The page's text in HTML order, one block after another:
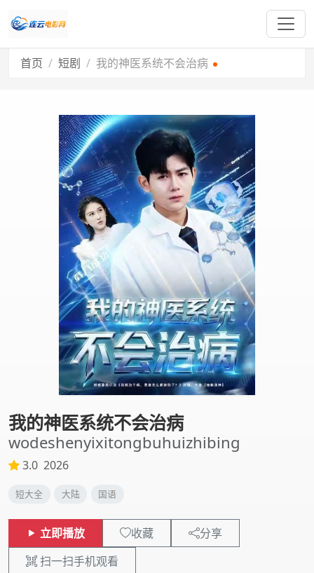
首页 短剧 我的神医系统不会治病
我的神医系统不会治病
wodeshenyixitongbuhuizhibing
3.0 2026
短大全 大陆 国语
立即播放 收藏
分享
扫一扫手机观看